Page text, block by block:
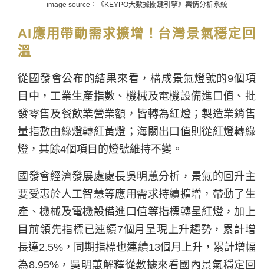
image source：《KEYPO大數據關鍵引擎》輿情分析系統
AI應用帶動需求擴增！台灣景氣穩定回
溫
從國發會公布的結果來看，構成景氣燈號的9個項
目中，工業生產指數、機械及電機設備進口值、批
發零售及餐飲業營業額，皆轉為紅燈；製造業銷售
量指數由綠燈轉紅黃燈；海關出口值則從紅燈轉綠
燈，其餘4個項目的燈號維持不變。
國發會經濟發展處處長吳明蕙分析，景氣的回升主
要受惠於人工智慧等應用需求持續擴增，帶動了生
產、機械及電機設備進口值等指標轉呈紅燈，加上
目前領先指標已連續7個月呈現上升趨勢，累計增
長達2.5%，同期指標也連續13個月上升，累計增幅
為8.95%，吳明蕙解釋從數據來看國內景氣穩定回